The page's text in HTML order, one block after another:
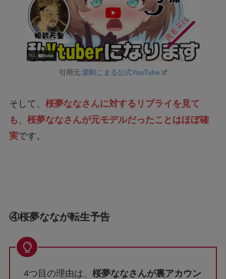
引用元:栗駒こまる公式YouTube
そして、 桜夢ななさんに対するリプライを見て
も 、 桜夢ななさんが元モデルだったことはほぼ確
実です。
④桜夢ななが転生予告
4つ目の理由は、 桜夢ななさんが裏アカウン